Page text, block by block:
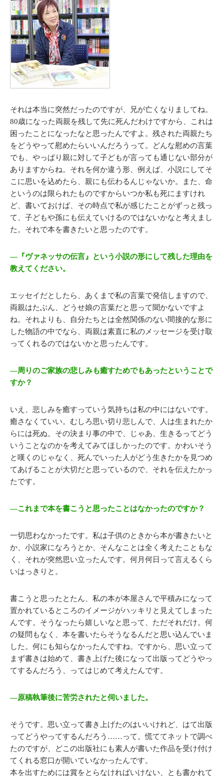
それは本当に突然だったのですが、兄が亡くなりましてね。
80歳になった両親を残して先に死んだわけですから、これは
困ったことになったなと思ったんですよ。残された両親たち
をどうやって慰めたらいいんだろうって。どんな慰めの言葉
でも、やっぱり親に対して子どもが言っても通じない部分が
ありますからね。それを何か違う形、例えば、小説にしてそ
こに思いを込めたら、親にも伝わるんじゃないか。また、命
というのは限られたものですからいつか私も死にますけれ
ど、書いておけば、その時点で私が感じたことがずっと残っ
て、子どもや孫にも伝えていけるのではないかなと考えまし
た。それで本を書きたいと思ったのです。
―『ヴァネッサの伝言』という小説の形にして残した理由を
教えてください。
エッセイだとしたら、あくまで私の言葉で発信しますので、
両親はたぶん、どうせ娘の言葉だと思って聞かないですよ
ね。それよりも、自分たちとは全然関係のない間接的な形に
した物語の中でなら、両親は素直に私のメッセージを受け取
ってくれるのではないかと思ったんです。
―周りのご家族の悲しみも癒すためでもあったということで
すか？
いえ、悲しみを癒すっていう気持ちは私の中にはないです。
癒さなくていい。むしろ思い切り悲しんで、人は生まれたか
らには死ぬ。その決まり事の中で、じゃあ、生きるってどう
いうことなのかを考えてみてほしかったのです。かわいそう
と嘆くのじゃなく、死んでいった人がどう生きたかを見つめ
てあげることが大切だと思っているので、それを伝えたかっ
たです。
―これまで本を書こうと思ったことはなかったのですか？
一切思わなかったです。私は子供のときから本が書きたいと
か、小説家になろうとか、そんなことは全く考えたこともな
く、それが突然思い立ったんです。何月何日って言えるくら
いはっきりと。
書こうと思ったとたん、私の本が本屋さんで平積みになって
置かれているところのイメージがハッキリと見えてしまった
んです。そうなったら嬉しいなと思って、ただそれだけ。何
の疑問もなく、本を書いたらそうなるんだと思い込んでいま
した。何にも知らなかったんですね。ですから、思い立って
まず書きは始めて、書き上げた後になって出版ってどうやっ
てするんだろう、ってはじめて考えたんです。
―原稿執筆後に苦労されたと伺いました。
そうです。思い立って書き上げたのはいいけれど、はて出版
ってどうやってするんだろう……って。慌ててネットで調べ
たのですが、どこの出版社にも素人が書いた作品を受け付け
てくれる窓口が開いていなかったんです。
本を出すためには賞をとらなければいけない、とも書かれて